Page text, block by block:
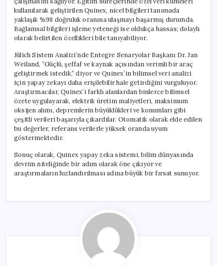
kullanılarak geliştirilen Quinex, nicel bilgileri tanımada
yaklaşık %98 doğruluk oranına ulaşmayı başarmış durumda.
Bağlamsal bilgileri işleme yeteneği ise oldukça hassas; dolaylı
olarak belirtilen özellikleri bile tanıyabiliyor.
Jülich Sistem Analizi’nde Entegre Senaryolar Başkanı Dr. Jan
Weiland, “Güçlü, şeffaf ve kaynak açısından verimli bir araç
geliştirmek istedik,” diyor ve Quinex’in bilimsel veri analizi
için yapay zekayı daha erişilebilir hale getirdiğini vurguluyor.
Araştırmacılar, Quinex’i farklı alanlardan binlerce bilimsel
özete uygulayarak, elektrik üretim maliyetleri, maksimum
oksijen alımı, depremlerin büyüklükleri ve konumları gibi
çeşitli verileri başarıyla çıkardılar. Otomatik olarak elde edilen
bu değerler, referans verilerle yüksek oranda uyum
göstermektedir.
Sonuç olarak, Quinex yapay zeka sistemi, bilim dünyasında
devrim niteliğinde bir adım olarak öne çıkıyor ve
araştırmaların hızlandırılması adına büyük bir fırsat sunuyor.